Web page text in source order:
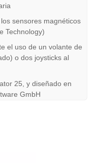
sensores magnéticos
Technology)
el uso de un volante de
o dos joysticks al
25, y diseñado en
GmbH